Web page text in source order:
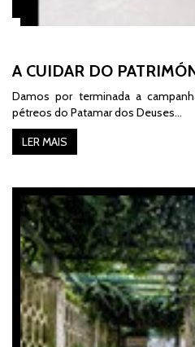
A CUIDAR DO
Damos por terminada a
pétreos do Patamar dos Deuses...
LER MAIS